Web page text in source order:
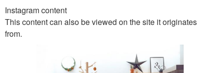
Instagram content
This content can also be viewed on the site it originates
from.